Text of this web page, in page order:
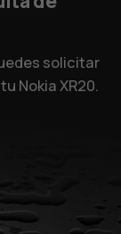
solicitar
Nokia XR20.